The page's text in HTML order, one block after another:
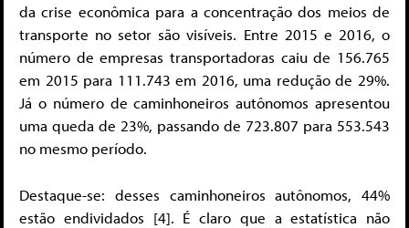
da crise econômica para a concentração dos meios de
transporte no setor são visíveis. Entre 2015 e 2016, o
número de empresas transportadoras caiu de 156.765
em 2015 para 111.743 em 2016, uma redução de 29%.
Já o número de caminhoneiros autônomos apresentou
uma queda de 23%, passando de 723.807 para 553.543
no mesmo período.
Destaque-se: desses caminhoneiros autônomos, 44%
estão endividados [4]. É claro que a estatística não